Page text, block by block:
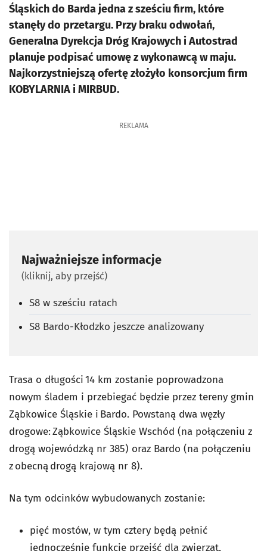
Śląskich do Barda jedna z sześciu firm, które
stanęły do przetargu. Przy braku odwołań,
Generalna Dyrekcja Dróg Krajowych i Autostrad
planuje podpisać umowę z wykonawcą w maju.
Najkorzystniejszą ofertę złożyło konsorcjum firm
KOBYLARNIA i MIRBUD.
REKLAMA
Najważniejsze informacje
(kliknij, aby przejść)
S8 w sześciu ratach
S8 Bardo-Kłodzko jeszcze analizowany
Trasa o długości 14 km zostanie poprowadzona
nowym śladem i przebiegać będzie przez tereny gmin
Ząbkowice Śląskie i Bardo. Powstaną dwa węzły
drogowe: Ząbkowice Śląskie Wschód (na połączeniu z
drogą wojewódzką nr 385) oraz Bardo (na połączeniu
z obecną drogą krajową nr 8).
Na tym odcinków wybudowanych zostanie:
pięć mostów, w tym cztery będą pełnić
jednocześnie funkcje przejść dla zwierząt,